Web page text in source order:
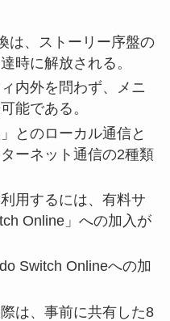
は、ストーリー序盤の
時に解放される。
内外を問わず、メニ
能である。
とのローカル通信と
ーネット通信の2種類
用するには、有料サ
Online」への加入が
Switch Onlineへの加
は、事前に共有した8